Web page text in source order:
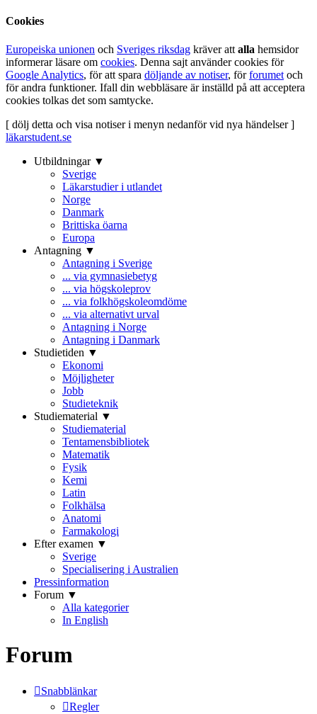
Cookies
Europeiska unionen och Sveriges riksdag kräver att alla hemsidor
informerar läsare om cookies. Denna sajt använder cookies för
Google Analytics, för att spara döljande av notiser, förforumet och
för andra funktioner. Ifall din webbläsare är inställd på att acceptera
cookies tolkas det som samtycke.
[ dölj detta och visa notiser i menyn nedanför vid nya händelser ]
läkarstudent.se
Utbildningar ▼
Sverige
Läkarstudier i utlandet
Norge
Danmark
Brittiska öarna
Europa
Antagning ▼
Antagning i Sverige
... via gymnasiebetyg
... via högskoleprov
... via folkhögskoleomdöme
... via alternativt urval
Antagning i Norge
Antagning i Danmark
Studietiden ▼
Ekonomi
Möjligheter
Jobb
Studieteknik
Studiematerial ▼
Studiematerial
Tentamensbibliotek
Matematik
Fysik
Kemi
Latin
Folkhälsa
Anatomi
Farmakologi
Efter examen ▼
Sverige
Specialisering i Australien
Pressinformation
Forum ▼
Alla kategorier
In English
Forum
Snabblänkar
Regler